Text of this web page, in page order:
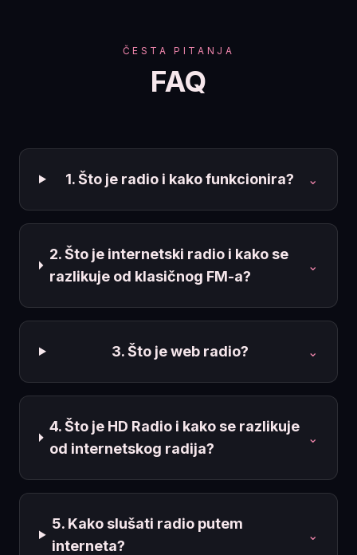
ČESTA PITANJA
FAQ
1. Što je radio i kako funkcionira? ⌄
2. Što je internetski radio i kako se
razlikuje od klasičnog FM-a?
⌄
3. Što je web radio? ⌄
4. Što je HD Radio i kako se razlikuje
od internetskog radija?
⌄
5. Kako slušati radio putem
interneta?
⌄